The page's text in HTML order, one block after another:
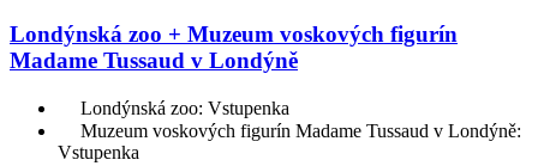
Londýnská zoo + Muzeum voskových figurín
Madame Tussaud v Londýně
Londýnská zoo: Vstupenka
Muzeum voskových figurín Madame Tussaud v Londýně:
Vstupenka